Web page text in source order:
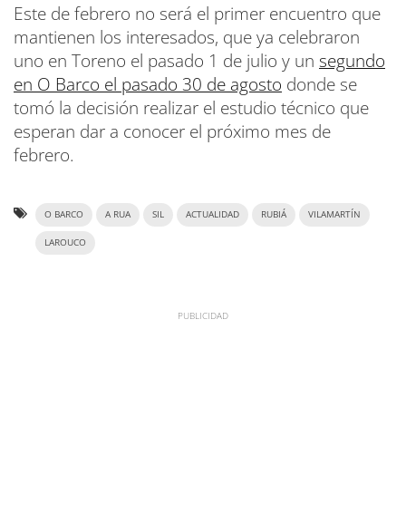
Este de febrero no será el primer encuentro que
mantienen los interesados, que ya celebraron
uno en Toreno el pasado 1 de julio y un segundo
en O Barco el pasado 30 de agosto donde se
tomó la decisión realizar el estudio técnico que
esperan dar a conocer el próximo mes de
febrero.
O BARCO A RUA SIL ACTUALIDAD RUBIÁ VILAMARTÍN
LAROUCO